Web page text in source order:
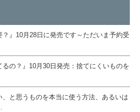
』10月28日に発売です～ただいま予約受
るの？』10月30日発売：捨てにくいものを
と思うものを本当に使う方法、あるいは